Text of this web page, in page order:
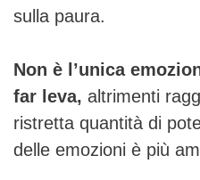
sulla paura.
Non è l’unica
far leva, altrimenti
ristretta quantità di
delle emozioni è più